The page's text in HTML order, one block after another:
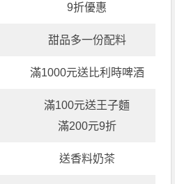
9折優惠
甜品多一份配料
滿1000元送比利時啤酒
滿100元送王子麵
滿200元9折
送香料奶茶